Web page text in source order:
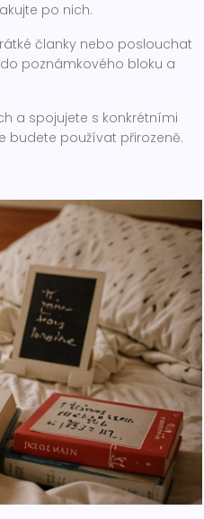
po nich.
članky nebo poslouchat
poznámkového bloku a
a spojujete s konkrétními
budete používat přirozeně.